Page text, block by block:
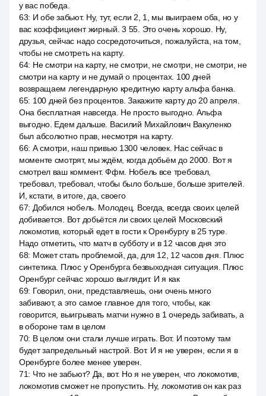
у вас победа.
63: И обе забьют. Ну, тут, если 2, 1, мы выиграем оба, но у
вас коэффициент жирный. 3 55. Это очень хорошо. Ну,
друзья, сейчас надо сосредоточиться, пожалуйста, на том,
чтобы не смотреть на карту.
64: Не смотри на карту, не смотри, не смотри, не смотри, не
смотри на карту и не думай о процентах. 100 дней
возвращаем легендарную кредитную карту альфа банка.
65: 100 дней без процентов. Закажите карту до 20 апреля.
Она бесплатная навсегда. Не просто выгодно. Альфа
выгодно. Едем дальше. Василий Михайлович Вакуленко
был абсолютно прав, несмотря на карту.
66: А смотри, наш привью 1300 человек. Нас сейчас в
моменте смотрят, мы ждём, когда добьём до 2000. Вот я
смотрел ваш коммент. Ффм. Нобель все требовал,
требовал, требовал, чтобы было больше, больше зрителей.
И, кстати, в итоге, да, своего
67: Добился нобель. Молодец. Всегда, всегда своих целей
добивается. Вот добьётся ли своих целей Московский
локомотив, который едет в гости к Оренбургу в 25 туре.
Надо отметить, что матч в субботу и в 12 часов дня это
68: Может стать проблемой, да, для 12, 12 часов дня. Плюс
синтетика. Плюс у Оренбурга безвыходная ситуация. Плюс
Оренбург сейчас хорошо выглядит. И я как
69: Говорил, они, представляешь, они очень много
забивают, а это самое главное для того, чтобы, как
говорится, выигрывать матчи нужно в 1 очередь забивать, а
в обороне там в целом
70: В целом они стали лучше играть. Вот. И поэтому там
будет запредельный настрой. Вот. И я не уверен, если я в
Оренбурге более менее уверен.
71: Что не забьют? Да, вот. Но я не уверен, что локомотив,
локомотив сможет не пропустить. Ну, локомотив он как раз